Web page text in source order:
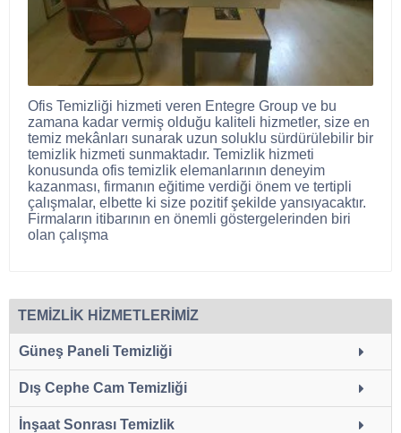
Ofis Temizliği hizmeti veren Entegre Group ve bu
zamana kadar vermiş olduğu kaliteli hizmetler, size en
temiz mekânları sunarak uzun soluklu sürdürülebilir bir
temizlik hizmeti sunmaktadır. Temizlik hizmeti
konusunda ofis temizlik elemanlarının deneyim
kazanması, firmanın eğitime verdiği önem ve tertipli
çalışmalar, elbette ki size pozitif şekilde yansıyacaktır.
Firmaların itibarının en önemli göstergelerinden biri
olan çalışma
TEMİZLİK HİZMETLERİMİZ
Güneş Paneli Temizliği
Dış Cephe Cam Temizliği
İnşaat Sonrası Temizlik